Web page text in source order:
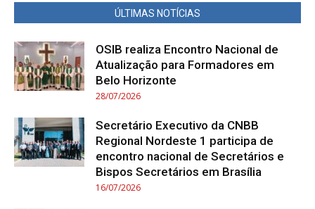
ÚLTIMAS NOTÍCIAS
OSIB realiza Encontro Nacional de
Atualização para Formadores em
Belo Horizonte
28/07/2026
Secretário Executivo da CNBB
Regional Nordeste 1 participa de
encontro nacional de Secretários e
Bispos Secretários em Brasília
16/07/2026